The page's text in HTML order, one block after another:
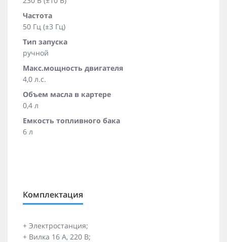
Частота
50 Гц (±3 Гц)
Тип запуска
ручной
Макс.мощность двигателя
4,0 л.с.
Объем масла в картере
0,4 л
Емкость топливного бака
6 л
Комплектация
+ Электростанция;
+ Вилка 16 А, 220 В;